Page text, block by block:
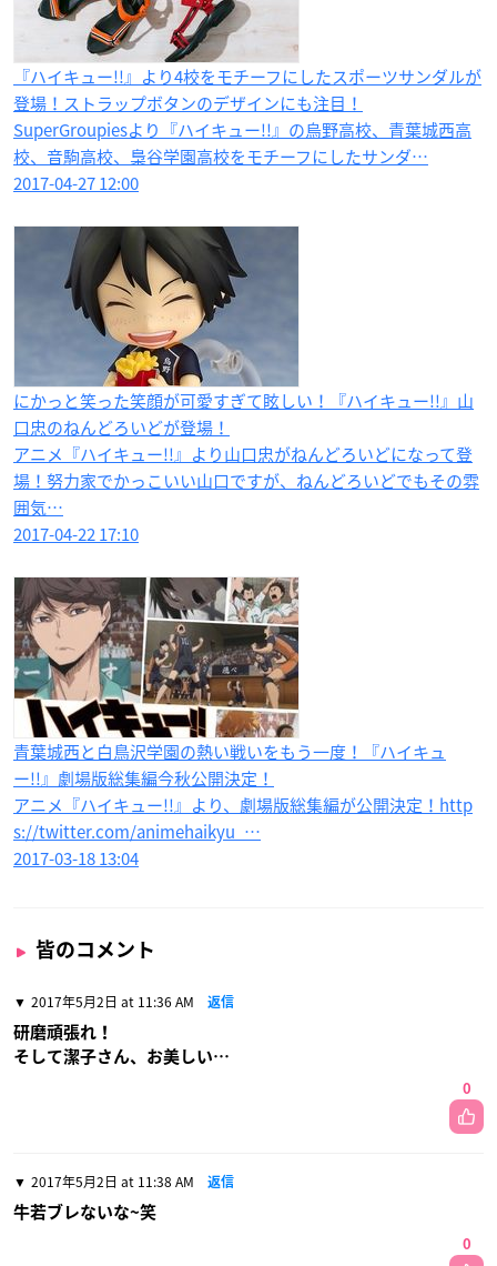
『ハイキュー!!』より4校をモチーフにしたスポーツサンダルが
登場！ストラップボタンのデザインにも注目！
SuperGroupiesより『ハイキュー!!』の烏野高校、青葉城西高
校、音駒高校、梟谷学園高校をモチーフにしたサンダ…
2017-04-27 12:00
にかっと笑った笑顔が可愛すぎて眩しい！『ハイキュー!!』山
口忠のねんどろいどが登場！
アニメ『ハイキュー!!』より山口忠がねんどろいどになって登
場！努力家でかっこいい山口ですが、ねんどろいどでもその雰
囲気…
2017-04-22 17:10
青葉城西と白鳥沢学園の熱い戦いをもう一度！『ハイキュ
ー!!』劇場版総集編今秋公開決定！
アニメ『ハイキュー!!』より、劇場版総集編が公開決定！http
s://twitter.com/animehaikyu_…
2017-03-18 13:04
皆のコメント
2017年5月2日 at 11:36 AM 返信
研磨頑張れ！
そして潔子さん、お美しい…
0
2017年5月2日 at 11:38 AM 返信
牛若ブレないな~笑
0